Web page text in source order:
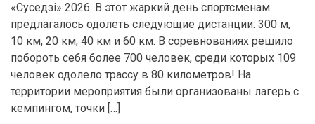
«Суседзi» 2026. В этот жаркий день спортсменам
предлагалось одолеть следующие дистанции: 300 м,
10 км, 20 км, 40 км и 60 км. В соревнованиях решило
побороть себя более 700 человек, среди которых 109
человек одолело трассу в 80 километров! На
территории мероприятия были организованы лагерь с
кемпингом, точки […]